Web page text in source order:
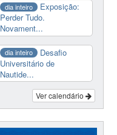
dia inteiro
Exposição:
Perder Tudo.
Novament...
dia inteiro
Desafio
Universitário de
Nautide...
Ver calendário